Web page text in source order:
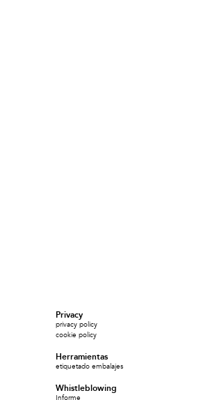
Privacy
privacy policy
cookie policy
Herramientas
etiquetado embalajes
Whistleblowing
Informe